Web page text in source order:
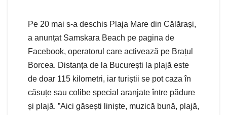
Pe 20 mai s-a deschis Plaja Mare din Călărași,
a anunțat Samskara Beach pe pagina de
Facebook, operatorul care activează pe Brațul
Borcea. Distanța de la București la plajă este
de doar 115 kilometri, iar turiștii se pot caza în
căsuțe sau colibe special aranjate între pădure
și plajă. ”Aici găsești liniște, muzică bună, plajă,